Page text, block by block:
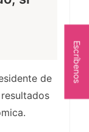
de
Escríbenos